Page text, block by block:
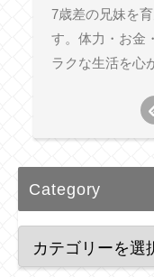
7歳差の兄妹を
す。体力・お金
ラクな生活を心
Category